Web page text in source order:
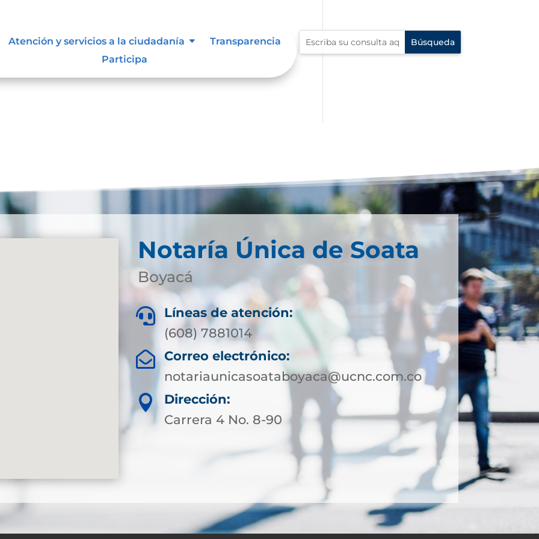
Atención y servicios a la ciudadanía
Transparencia
Participa
Notaría Única de Soata
Boyacá

Líneas de atención:
(608) 7881014
 Correo electrónico:
notariaunicasoataboyaca@ucnc.com.co

Dirección:
Carrera 4 No. 8-90